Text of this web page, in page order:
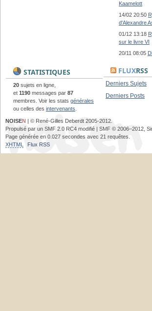
Kaamelott
14/02 20:50
d'Alexandre
01/12 13:18
sur le livre VI
20/11 08:05
STATISTIQUES
20 sujets en ligne,
et 1190 messages par 87
membres. Voir les stats générales
ou celles des intervenants
FLUXRSS
Derniers Sujets
Derniers Posts
NOISEN | © René-Gilles Deberdt 2005-2012.
Propulsé par un SMF 2.0 RC4 modifié | SMF © 2006–2012,
Page générée en 0.027 secondes avec 21 requêtes.
XHTML
Flux RSS